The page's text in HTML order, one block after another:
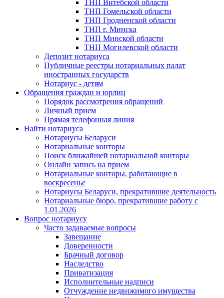
ТНП Витебской области
ТНП Гомельской области
ТНП Гродненской области
ТНП г. Минска
ТНП Минской области
ТНП Могилевской области
Депозит нотариуса
Публичные реестры нотариальных палат
иностранных государств
Нотариус - детям
Обращения граждан и юрлиц
Порядок рассмотрения обращений
Личный прием
Прямая телефонная линия
Найти нотариуса
Нотариусы Беларуси
Нотариальные конторы
Поиск ближайшей нотариальной конторы
Онлайн запись на прием
Нотариальные конторы, работающие в
воскресенье
Нотариусы Беларуси, прекратившие деятельность
Нотариальные бюро, прекратившие работу с
1.01.2026
Вопрос нотариусу
Часто задаваемые вопросы
Завещание
Доверенности
Брачный договор
Наследство
Приватизация
Исполнительные надписи
Отчуждение недвижимого имущества